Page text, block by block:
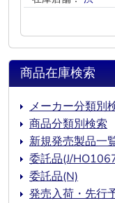
商品在庫検索
メーカー分類別
商品分類別検索
新規発売製品一
委託品(J/
委託品(N)
発売入荷・先行